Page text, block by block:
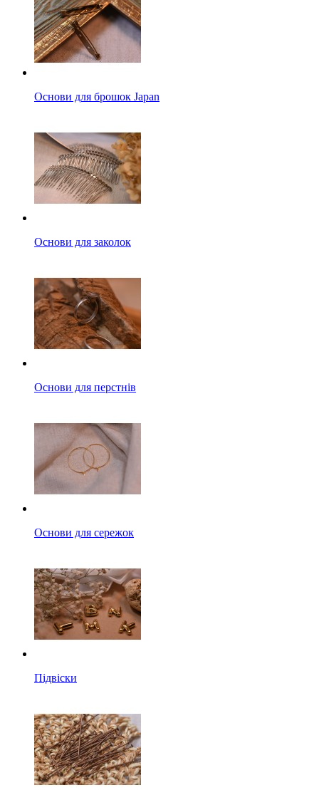
Основи для брошок Japan
Основи для заколок
Основи для перстнів
Основи для сережок
Підвіски